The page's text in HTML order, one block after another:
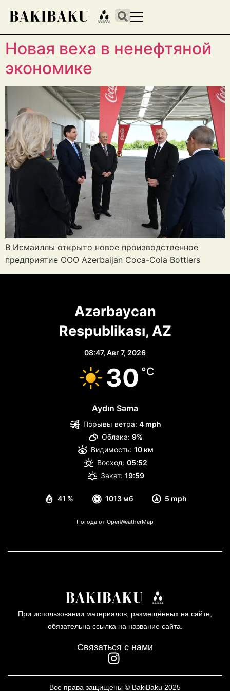
Новая веха в ненефтяной
экономике
В Исмаиллы открыто новое производственное
предприятие ООО Azerbaijan Coca-Cola Bottlers
Azərbaycan
Respublikası, AZ
08:47, Авг 7, 2026
30 °C
Aydın Səma
41 % 1013 мб 5 mph
Порывы ветра: 4 mph
Облака: 9%
Видимость: 10 км
Восход: 05:52
Закат: 19:59
Погода от OpenWeatherMap
При использовании материалов, размещённых на сайте,
обязательна ссылка на название сайта.
Связаться с нами
Все права защищены © BakiBaku 2025